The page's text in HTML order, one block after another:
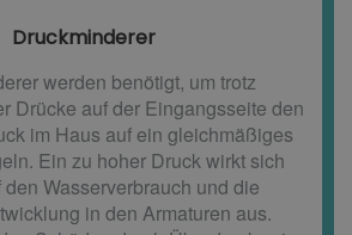
Druckminderer​
werden benötigt, um trotz
Drücke auf der Eingangsseite den
im Haus auf ein gleichmäßiges
Ein zu hoher Druck wirkt sich
Wasserverbrauch und die
in den Armaturen aus.